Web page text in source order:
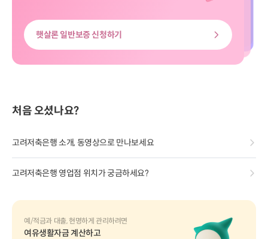
햇살론 일반보증 신청하기
신용대출 신청하기
마이버킷정기적금 살펴보기
햇살론 일반보증 신청하기
신용대출 신청하기
처음 오셨나요?
고려저축은행 소개, 동영상으로 만나보세요
고려저축은행 영업점 위치가 궁금하세요?
예/적금과 대출, 현명하게 관리하려면
여유생활자금 계산하고